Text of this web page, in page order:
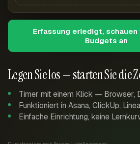
Legen Sie los — starten Sie die
Timer mit einem Klick — Browser,
Funktioniert in Asana, ClickUp,
Einfache Einrichtung, keine
Erfassung erledigt, schauen
Budgets an